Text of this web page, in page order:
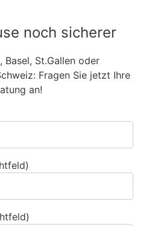
noch sicherer
Basel, St.Gallen oder
Fragen Sie jetzt Ihre
an!